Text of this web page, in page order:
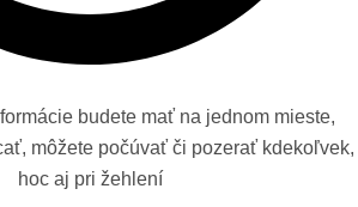
budete mať na jednom mieste,
môžete počúvať či pozerať kdekoľvek,
hoc aj pri žehlení